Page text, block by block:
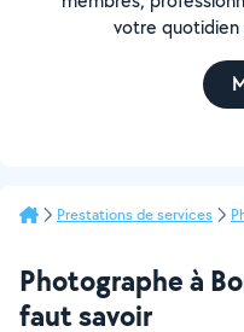
votre quotidien
Prestations de services
Photographe à
faut savoir